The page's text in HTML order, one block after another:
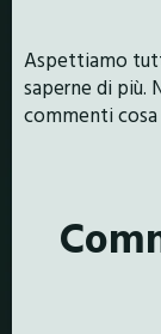
Aspettiamo
saperne di più.
commenti